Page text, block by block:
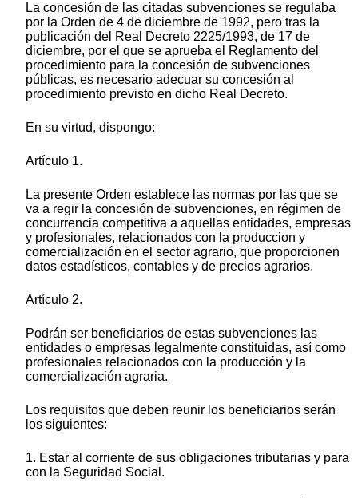
La concesión de las citadas subvenciones se regulaba
por la Orden de 4 de diciembre de 1992, pero tras la
publicación del Real Decreto 2225/1993, de 17 de
diciembre, por el que se aprueba el Reglamento del
procedimiento para la concesión de subvenciones
públicas, es necesario adecuar su concesión al
procedimiento previsto en dicho Real Decreto.
En su virtud, dispongo:
Artículo 1.
La presente Orden establece las normas por las que se
va a regir la concesión de subvenciones, en régimen de
concurrencia competitiva a aquellas entidades, empresas
y profesionales, relacionados con la produccion y
comercialización en el sector agrario, que proporcionen
datos estadísticos, contables y de precios agrarios.
Artículo 2.
Podrán ser beneficiarios de estas subvenciones las
entidades o empresas legalmente constituidas, así como
profesionales relacionados con la producción y la
comercialización agraria.
Los requisitos que deben reunir los beneficiarios serán
los siguientes:
1. Estar al corriente de sus obligaciones tributarias y para
con la Seguridad Social.